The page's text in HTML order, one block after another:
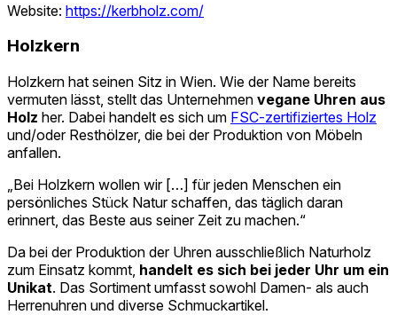
Website: https://kerbholz.com/
Holzkern
Holzkern hat seinen Sitz in Wien. Wie der Name bereits
vermuten lässt, stellt das Unternehmen vegane Uhren aus
Holz her. Dabei handelt es sich um FSC-zertifiziertes Holz
und/oder Resthölzer, die bei der Produktion von Möbeln
anfallen.
„Bei Holzkern wollen wir […] für jeden Menschen ein
persönliches Stück Natur schaffen, das täglich daran
erinnert, das Beste aus seiner Zeit zu machen.“
Da bei der Produktion der Uhren ausschließlich Naturholz
zum Einsatz kommt, handelt es sich bei jeder Uhr um ein
Unikat. Das Sortiment umfasst sowohl Damen- als auch
Herrenuhren und diverse Schmuckartikel.